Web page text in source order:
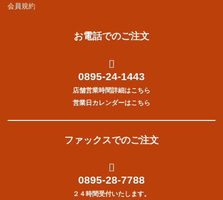
会員規約
お電話でのご注文
0895-24-1443
店舗営業時間詳細はこちら
営業日カレンダーはこちら
ファックスでのご注文
0895-28-7788
２４時間受付いたします。